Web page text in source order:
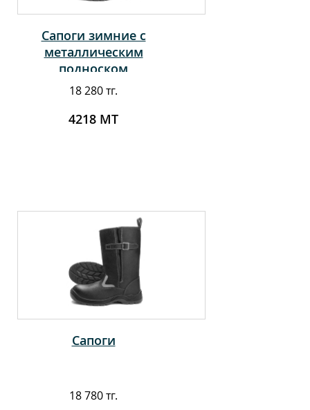
Сапоги зимние с
металлическим
подноском
18 280 тг.
4218 МТ
Сапоги
18 780 тг.